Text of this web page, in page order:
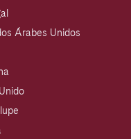
Árabes Unidos